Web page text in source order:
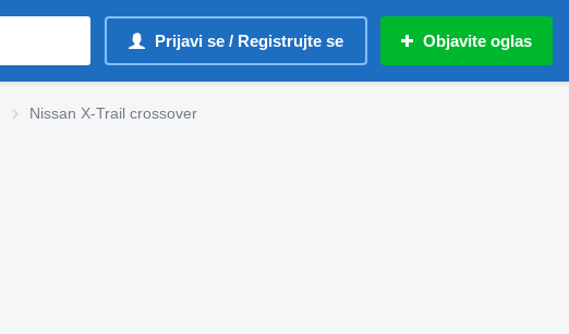
Prijavi se / Registrujte se Objavite oglas
Nissan X-Trail crossover